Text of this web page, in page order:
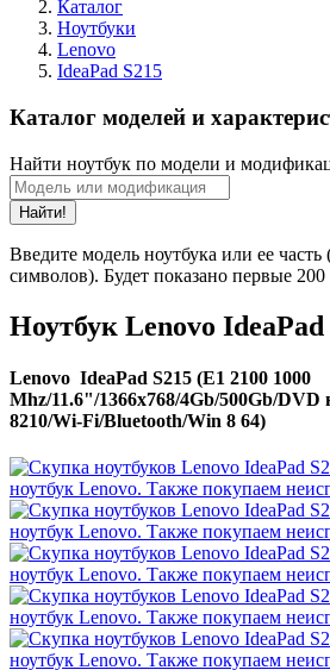
Каталог
Ноутбуки
Lenovo
IdeaPad S215
Каталог моделей и
Найти ноутбук по модели и
Найти!
Введите модель ноутбука или ее часть
символов). Будет показано первые 200
Ноутбук Lenovo IdeaPad
Lenovo IdeaPad S215 (E1 2100 1000
Mhz/11.6"/1366x768/4Gb/500Gb/DVD
8210/Wi-Fi/Bluetooth/Win 8 64)